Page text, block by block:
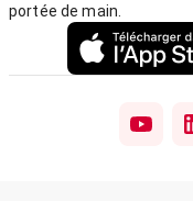
portée de main.